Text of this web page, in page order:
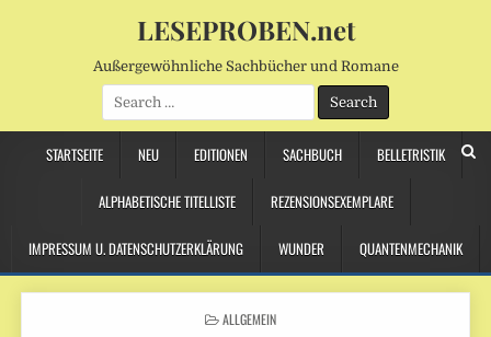
LESEPROBEN.net
Außergewöhnliche Sachbücher und Romane
Search
for:
STARTSEITE NEU EDITIONEN SACHBUCH BELLETRISTIK
ALPHABETISCHE TITELLISTE REZENSIONSEXEMPLARE
IMPRESSUM U. DATENSCHUTZERKLÄRUNG WUNDER QUANTENMECHANIK
POSTED
ALLGEMEIN